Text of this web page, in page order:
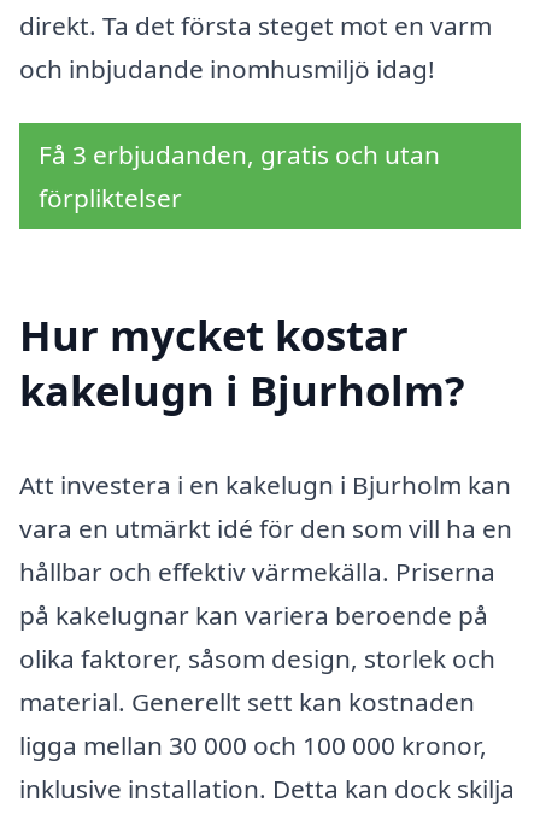
direkt. Ta det första steget mot en varm
och inbjudande inomhusmiljö idag!
Få 3 erbjudanden, gratis och utan
förpliktelser
Hur mycket kostar
kakelugn i Bjurholm?
Att investera i en kakelugn i Bjurholm kan
vara en utmärkt idé för den som vill ha en
hållbar och effektiv värmekälla. Priserna
på kakelugnar kan variera beroende på
olika faktorer, såsom design, storlek och
material. Generellt sett kan kostnaden
ligga mellan 30 000 och 100 000 kronor,
inklusive installation. Detta kan dock skilja